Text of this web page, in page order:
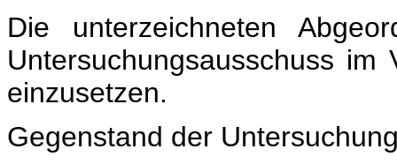
Die unterzeichneten
Untersuchungsausschuss
einzusetzen.
Gegenstand der